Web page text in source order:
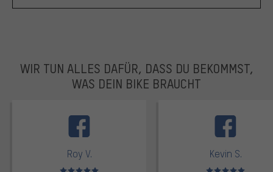
WIR TUN ALLES DAFÜR, DASS DU BEKOMMST,
WAS DEIN BIKE BRAUCHT
Roy V.
Bewertungen: 5 von 5
Kevin S.
Bewertungen: 5 von 5